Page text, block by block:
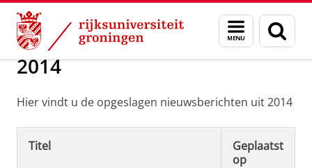
Skip
Content
Skip
Navigation
Menu
en
zoeken
Over ons Nieuwsarchief
2014
Hier vindt u de opgeslagen nieuwsberichten uit 2014
Titel
Geplaatst
op